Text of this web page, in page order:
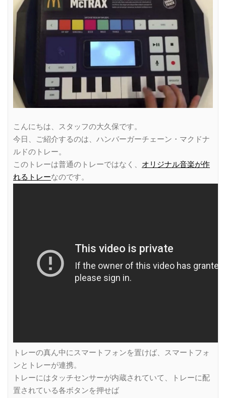
こんにちは、スタッフの大久保です。
今日、ご紹介するのは、ハンバーガーチェーン・マクドナ
ルドのトレー。
このトレーは普通のトレーではなく、 オリジナル音楽が作
れるトレーなのです。
トレーの真ん中にスマートフォンを置けば、スマートフォ
ンとトレーが連携。
トレーにはタッチセンサーが内蔵されていて、トレーに配
置されている各ボタンを押せば